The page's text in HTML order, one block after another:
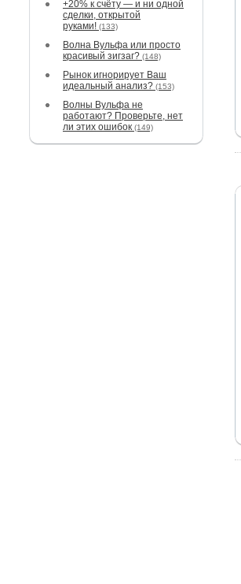
+20% к счёту — и ни одной
сделки, открытой
руками! (133)
Волна Вульфа или просто
красивый зигзаг? (148)
Рынок игнорирует Ваш
идеальный анализ? (153)
Волны Вульфа не
работают? Проверьте, нет
ли этих ошибок (149)